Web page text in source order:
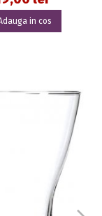
in cos